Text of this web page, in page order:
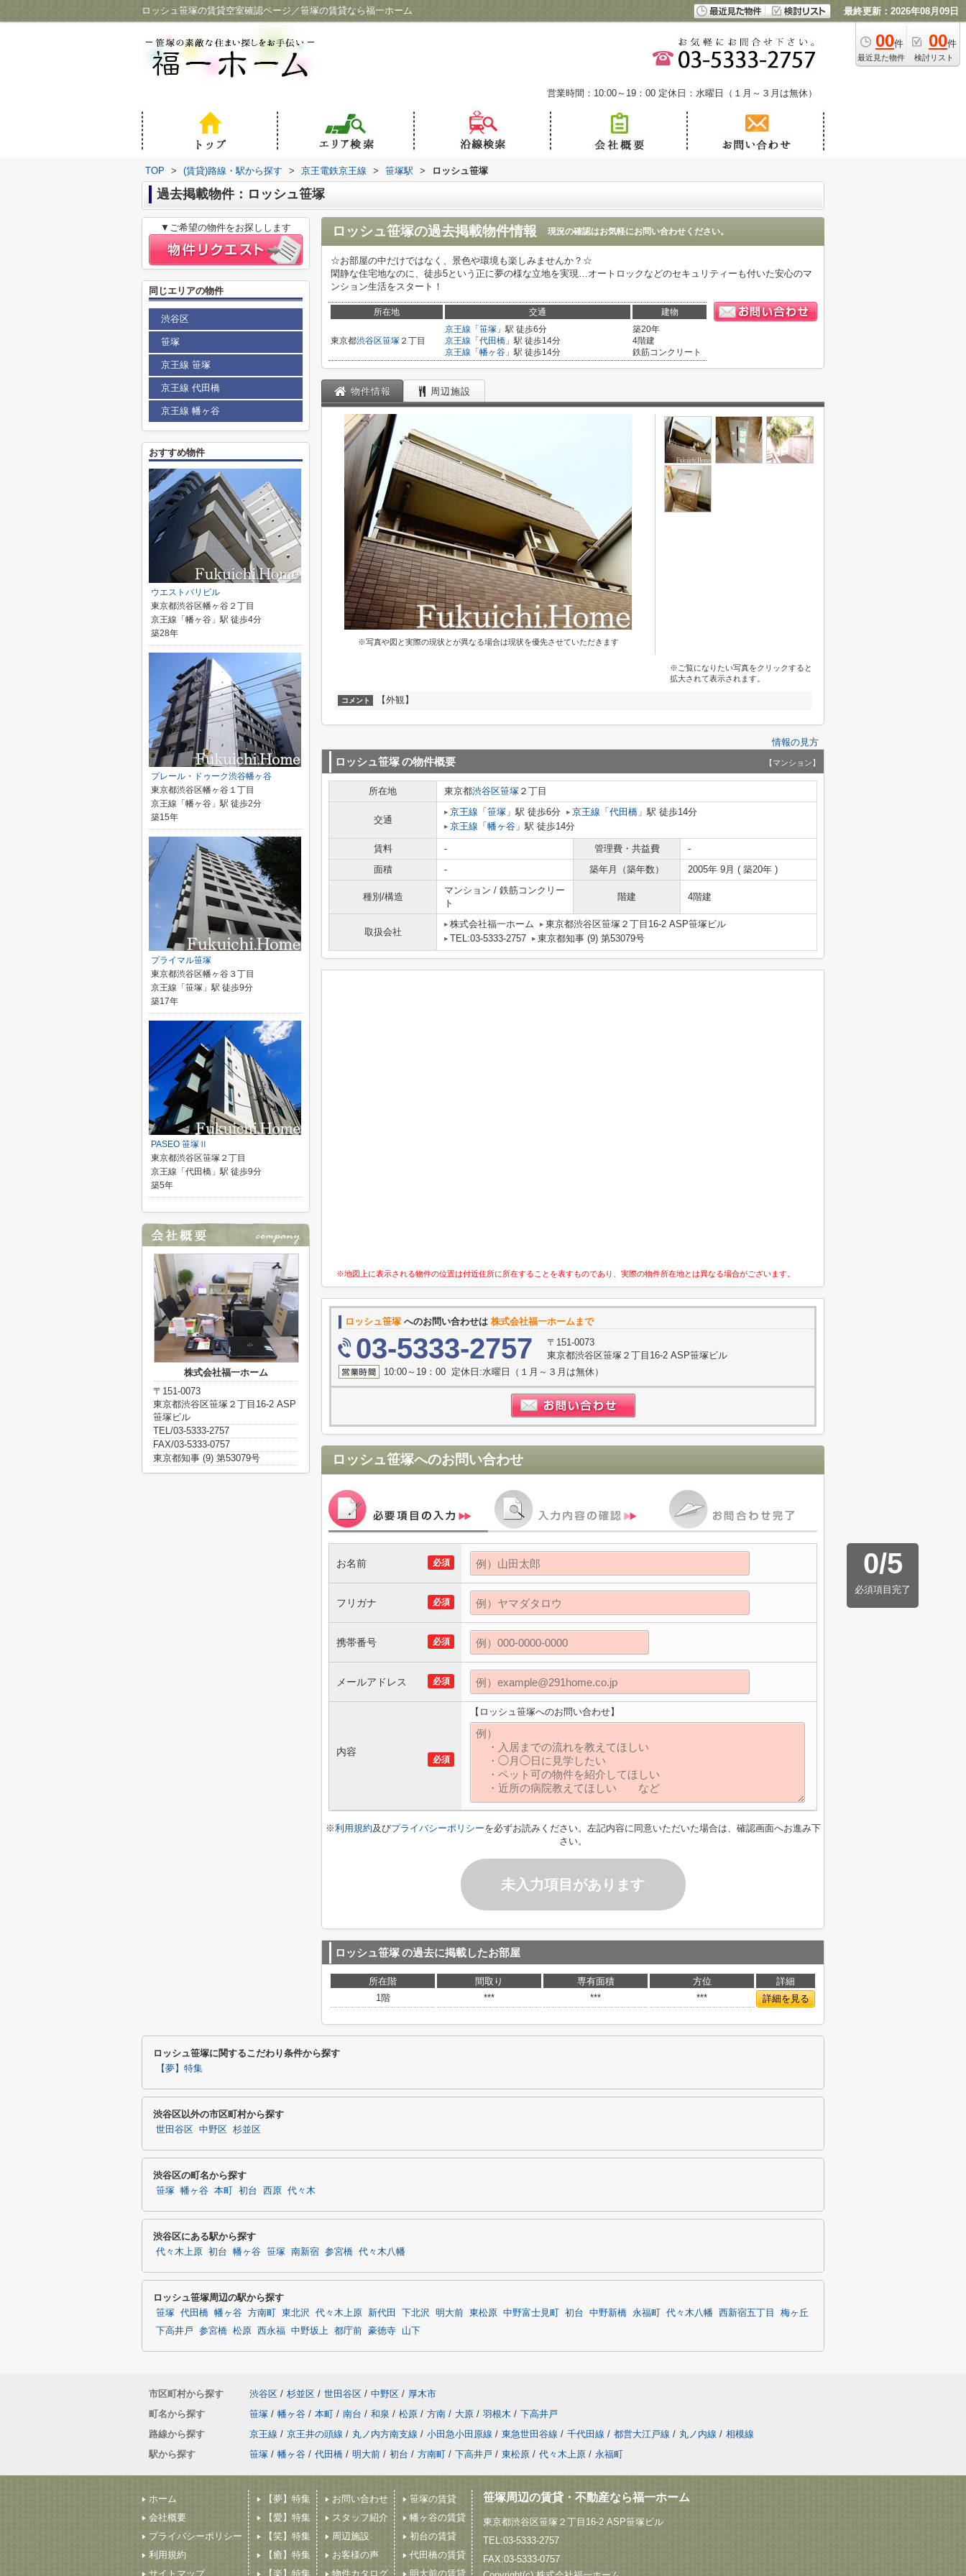
ロッシュ笹塚の賃貸空室確認ページ／笹塚の賃貸なら福一ホーム 最終更新：2026年08月09日
00件
最近見た物件
00件
検討リスト
営業時間：10:00～19：00 定休日：水曜日（１月～３月は無休）
TOP > (賃貸)路線・駅から探す > 京王電鉄京王線 > 笹塚駅 > ロッシュ笹塚
過去掲載物件：ロッシュ笹塚
ロッシュ笹塚の過去掲載物件情報 現況の確認はお気軽にお問い合わせください。
☆お部屋の中だけではなく、景色や環境も楽しみませんか？☆
閑静な住宅地なのに、徒歩5という正に夢の様な立地を実現…オートロックなどのセキュリティーも付いた安心のマ
ンション生活をスタート！
所在地 交通 建物
東京都渋谷区笹塚 ２丁目
京王線 「 笹塚 」駅 徒歩6分
京王線 「 代田橋 」駅 徒歩14分
京王線 「 幡ヶ谷 」駅 徒歩14分
築20年
4階建
鉄筋コンクリート
物件情報 周辺施設
※写真や図と実際の現状とが異なる場合は現状を優先させていただきます
※ご覧になりたい写真をクリックすると
拡大されて表示されます。
コメント 【外観】
情報の見方
ロッシュ笹塚の物件概要 【マンション】
所在地 東京都渋谷区笹塚 ２丁目
交通
京王線 「 笹塚 」駅 徒歩6分 京王線 「 代田橋 」駅 徒歩14分
京王線 「 幡ヶ谷 」駅 徒歩14分
賃料 - 管理費・共益費
-
面積
- 築年月（築年数） 2005年 9月 ( 築20年 )
種別/構造
マンション / 鉄筋コンクリー
ト
階建 4階建
取扱会社
株式会社福一ホーム
東京都渋谷区笹塚２丁目16-2 ASP笹塚ビル
TEL:03-5333-2757
東京都知事 (9) 第53079号
※地図上に表示される物件の位置は付近住所に所在することを表すものであり、実際の物件所在地とは異なる場合がございます。
ロッシュ笹塚 へのお問い合わせは 株式会社福一ホームまで
03-5333-2757
〒151-0073
東京都渋谷区笹塚２丁目16-2 ASP笹塚ビル
10:00～19：00 定休日:水曜日（１月～３月は無休）
ロッシュ笹塚へのお問い合わせ
0/5
必須項目完了
必須
お名前
必須
フリガナ
必須
携帯番号
必須
メールアドレス
必須
内容
【ロッシュ笹塚へのお問い合わせ】
※利用規約及びプライバシーポリシーを必ずお読みください。左記内容に同意いただいた場合は、確認画面へお進み下
さい。
未入力項目があります
ロッシュ笹塚の過去に掲載したお部屋
所在階 間取り 専有面積 方位
詳細
1階
*** *** *** 詳細を見る
▼ご希望の物件をお探しします
同じエリアの物件
渋谷区
笹塚
京王線 笹塚
京王線 代田橋
京王線 幡ヶ谷
おすすめ物件
ウエストバリビル
東京都渋谷区幡ヶ谷２丁目
京王線「幡ヶ谷」駅 徒歩4分
築28年
プレール・ドゥーク渋谷幡ヶ谷
東京都渋谷区幡ヶ谷１丁目
京王線「幡ヶ谷」駅 徒歩2分
築15年
プライマル笹塚
東京都渋谷区幡ヶ谷３丁目
京王線「笹塚」駅 徒歩9分
築17年
PASEO 笹塚Ⅱ
東京都渋谷区笹塚２丁目
京王線「代田橋」駅 徒歩9分
築5年
株式会社福一ホーム
〒151-0073
東京都渋谷区笹塚２丁目16-2 ASP
笹塚ビル
TEL/03-5333-2757
FAX/03-5333-0757
東京都知事 (9) 第53079号
ロッシュ笹塚に関するこだわり条件から探す
【夢】特集
渋谷区以外の市区町村から探す
世田谷区 中野区 杉並区
渋谷区の町名から探す
笹塚 幡ヶ谷 本町 初台 西原 代々木
渋谷区にある駅から探す
代々木上原 初台 幡ヶ谷 笹塚 南新宿 参宮橋 代々木八幡
ロッシュ笹塚周辺の駅から探す
笹塚 代田橋 幡ヶ谷 方南町 東北沢 代々木上原 新代田 下北沢 明大前 東松原 中野富士見町 初台 中野新橋 永福町 代々木八幡 西新宿五丁目
梅ヶ丘
下高井戸
参宮橋 松原 西永福 中野坂上 都庁前 豪徳寺 山下
市区町村から探す 渋谷区 / 杉並区 / 世田谷区 / 中野区 / 厚木市
町名から探す
笹塚 / 幡ヶ谷 / 本町 / 南台 / 和泉 / 松原 / 方南 / 大原 / 羽根木 / 下高井戸
路線から探す
京王線 / 京王井の頭線 / 丸ノ内方南支線 / 小田急小田原線 / 東急世田谷線 / 千代田線 / 都営大江戸線 / 丸ノ内線 / 相模線
駅から探す
笹塚 / 幡ヶ谷 / 代田橋 / 明大前 / 初台 / 方南町 / 下高井戸 / 東松原 / 代々木上原 / 永福町
ホーム
会社概要
プライバシーポリシー
利用規約
サイトマップ
【夢】特集
【愛】特集
【笑】特集
【癒】特集
【楽】特集
お問い合わせ
スタッフ紹介
周辺施設
お客様の声
物件カタログ
笹塚の賃貸
幡ヶ谷の賃貸
初台の賃貸
代田橋の賃貸
明大前の賃貸
笹塚周辺の賃貸・不動産なら福一ホーム
東京都渋谷区笹塚２丁目16-2 ASP笹塚ビル
TEL:03-5333-2757
FAX:03-5333-0757